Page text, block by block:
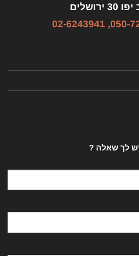
ירושלים
050-
,
02-6243941
יש לך שאלה ?